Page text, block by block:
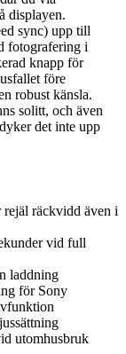
displayen.
sync) upp till
fotografering i
knapp för
före
robust känsla.
solitt, och även
det inte upp
räckvidd även i
vid full
laddning
för Sony
utomhusbruk